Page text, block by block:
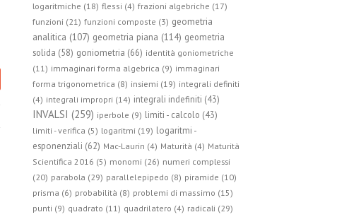
logaritmiche (18) flessi (4) frazioni algebriche (17)
funzioni (21) funzioni composte (3) geometria
analitica (107) geometria piana (114) geometria
solida (58) goniometria (66) identità goniometriche
(11) immaginari forma algebrica (9) immaginari
forma trigonometrica (8) insiemi (19) integrali definiti
(4) integrali impropri (14) integrali indefiniti (43)
INVALSI (259) iperbole (9) limiti - calcolo (43)
limiti - verifica (5) logaritmi (19) logaritmi -
esponenziali (62) Mac-Laurin (4) Maturità (4) Maturità
Scientifica 2016 (5) monomi (26) numeri complessi
(20) parabola (29) parallelepipedo (8) piramide (10)
prisma (6) probabilità (8) problemi di massimo (15)
punti (9) quadrato (11) quadrilatero (4) radicali (29)